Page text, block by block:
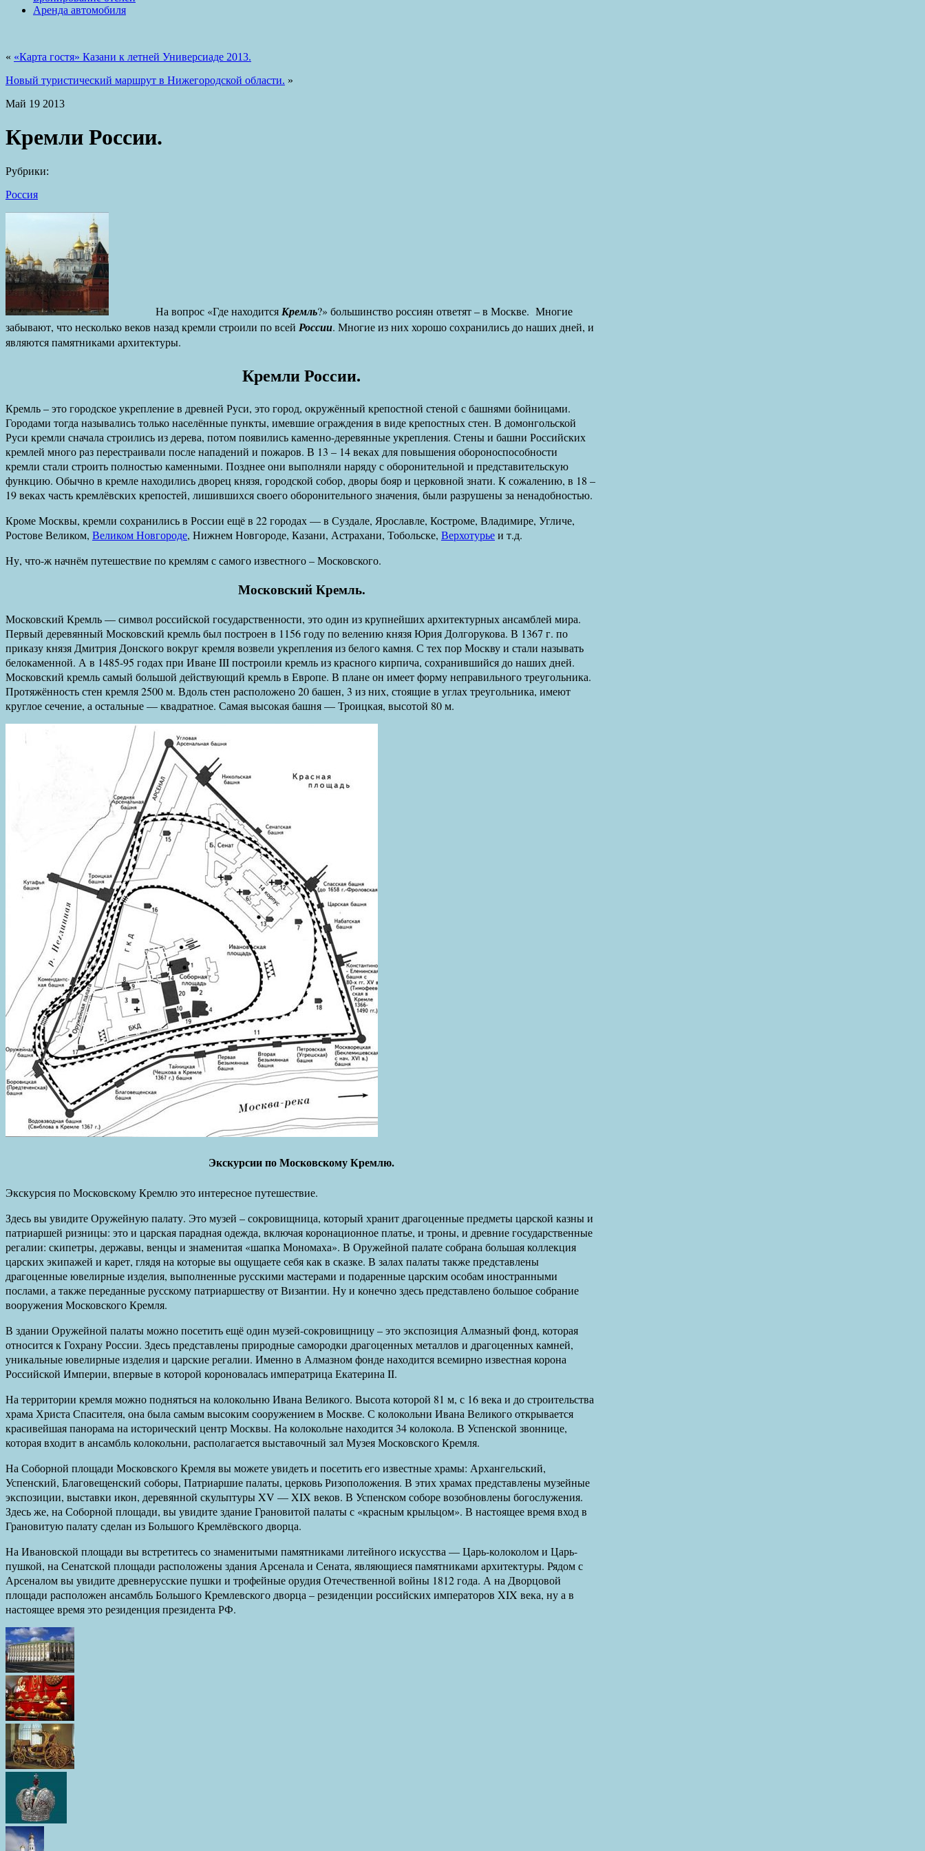
Аренда автомобиля
« «Карта гостя» Казани к летней Универсиаде 2013.
Новый туристический маршрут в Нижегородской области. »
Май 19 2013
Кремли России.
Рубрики:
Россия
На вопрос «Где находитсяКремль?» большинство россиян ответят – в Москве. Многие
забывают, что несколько веков назад кремли строили по всей России. Многие из них хорошо сохранились до наших дней, и
являются памятниками архитектуры.
Кремли России.
Кремль – это городское укрепление в древней Руси, это город, окружённый крепостной стеной с башнями бойницами.
Городами тогда назывались только населённые пункты, имевшие ограждения в виде крепостных стен. В домонгольской
Руси кремли сначала строились из дерева, потом появились каменно-деревянные укрепления. Стены и башни Российских
кремлей много раз перестраивали после нападений и пожаров. В 13 – 14 веках для повышения обороноспособности
кремли стали строить полностью каменными. Позднее они выполняли наряду с оборонительной и представительскую
функцию. Обычно в кремле находились дворец князя, городской собор, дворы бояр и церковной знати. К сожалению, в 18 –
19 веках часть кремлёвских крепостей, лишившихся своего оборонительного значения, были разрушены за ненадобностью.
Кроме Москвы, кремли сохранились в России ещё в 22 городах — в Суздале, Ярославле, Костроме, Владимире, Угличе,
Ростове Великом, Великом Новгороде, Нижнем Новгороде, Казани, Астрахани, Тобольске, Верхотурьеи т.д.
Ну, что-ж начнём путешествие по кремлям с самого известного – Московского.
Московский Кремль.
Московский Кремль — символ российской государственности, это один из крупнейших архитектурных ансамблей мира.
Первый деревянный Московский кремль был построен в 1156 году по велению князя Юрия Долгорукова. В 1367 г. по
приказу князя Дмитрия Донского вокруг кремля возвели укрепления из белого камня. С тех пор Москву и стали называть
белокаменной. А в 1485-95 годах при Иване III построили кремль из красного кирпича, сохранившийся до наших дней.
Московский кремль самый большой действующий кремль в Европе. В плане он имеет форму неправильного треугольника.
Протяжённость стен кремля 2500 м. Вдоль стен расположено 20 башен, 3 из них, стоящие в углах треугольника, имеют
круглое сечение, а остальные — квадратное. Самая высокая башня — Троицкая, высотой 80 м.
Экскурсии по Московскому Кремлю.
Экскурсия по Московскому Кремлю это интересное путешествие.
Здесь вы увидите Оружейную палату. Это музей – сокровищница, который хранит драгоценные предметы царской казны и
патриаршей ризницы: это и царская парадная одежда, включая коронационное платье, и троны, и древние государственные
регалии: скипетры, державы, венцы и знаменитая «шапка Мономаха». В Оружейной палате собрана большая коллекция
царских экипажей и карет, глядя на которые вы ощущаете себя как в сказке. В залах палаты также представлены
драгоценные ювелирные изделия, выполненные русскими мастерами и подаренные царским особам иностранными
послами, а также переданные русскому патриаршеству от Византии. Ну и конечно здесь представлено большое собрание
вооружения Московского Кремля.
В здании Оружейной палаты можно посетить ещё один музей-сокровищницу – это экспозиция Алмазный фонд, которая
относится к Гохрану России. Здесь представлены природные самородки драгоценных металлов и драгоценных камней,
уникальные ювелирные изделия и царские регалии. Именно в Алмазном фонде находится всемирно известная корона
Российской Империи, впервые в которой короновалась императрица Екатерина II.
На территории кремля можно подняться на колокольню Ивана Великого. Высота которой 81 м, с 16 века и до строительства
храма Христа Спасителя, она была самым высоким сооружением в Москве. С колокольни Ивана Великого открывается
красивейшая панорама на исторический центр Москвы. На колокольне находится 34 колокола. В Успенской звоннице,
которая входит в ансамбль колокольни, располагается выставочный зал Музея Московского Кремля.
На Соборной площади Московского Кремля вы можете увидеть и посетить его известные храмы: Архангельский,
Успенский, Благовещенский соборы, Патриаршие палаты, церковь Ризоположения. В этих храмах представлены музейные
экспозиции, выставки икон, деревянной скульптуры XV — XIX веков. В Успенском соборе возобновлены богослужения.
Здесь же, на Соборной площади, вы увидите здание Грановитой палаты с «красным крыльцом». В настоящее время вход в
Грановитую палату сделан из Большого Кремлёвского дворца.
На Ивановской площади вы встретитесь со знаменитыми памятниками литейного искусства — Царь-колоколом и Царь-
пушкой, на Сенатской площади расположены здания Арсенала и Сената, являющиеся памятниками архитектуры. Рядом с
Арсеналом вы увидите древнерусские пушки и трофейные орудия Отечественной войны 1812 года. А на Дворцовой
площади расположен ансамбль Большого Кремлевского дворца – резиденции российских императоров XIX века, ну а в
настоящее время это резиденция президента РФ.